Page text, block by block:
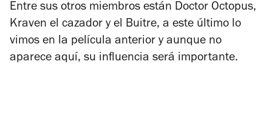
Entre sus otros miembros están Doctor Octopus,
Kraven el cazador y el Buitre, a este último lo
vimos en la película anterior y aunque no
aparece aquí, su influencia será importante.